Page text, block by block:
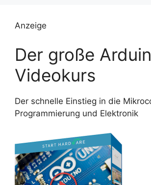
Anzeige
Der große
Videokurs
Der schnelle Einstieg in die
Programmierung und Elektronik